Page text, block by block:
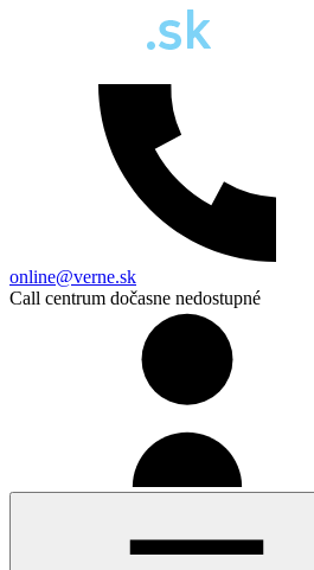
online@verne.sk
Call centrum dočasne nedostupné